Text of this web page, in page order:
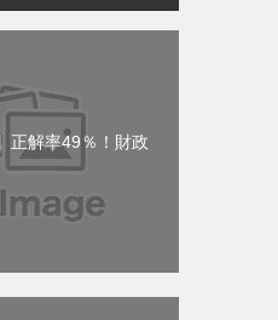
正解率49％！財政